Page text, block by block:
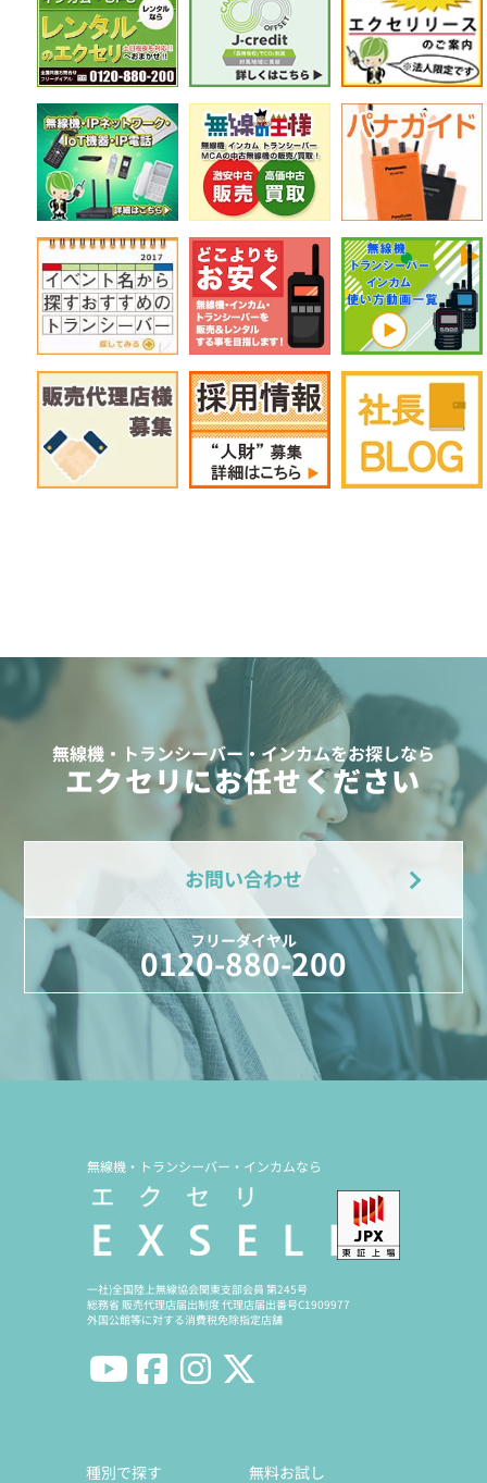
無線機・トランシーバー・インカムをお探しなら
エクセリにお任せください
お問い合わせ
フリーダイヤル
0120-880-200
無線機・トランシーバー・インカムなら
一社)全国陸上無線協会関東支部会員 第245号
総務省 販売代理店届出制度 代理店届出番号C1909977
外国公館等に対する消費税免除指定店舗
種別で探す 無料お試し